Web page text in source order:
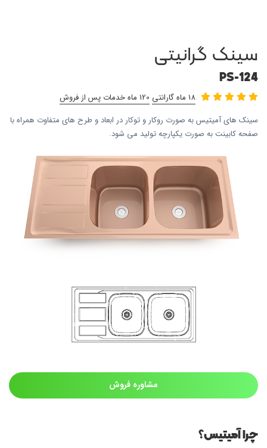
سینک گرانیتی
PS-124
18 ماه گارانتی
120 ماه خدمات پس از فروش
سینک های آمیتیس به صورت روکار و توکار در ابعاد و طرح های متفاوت همراه با
صفحه کابینت به صورت یکپارچه تولید می شود.
مشاوره فروش
چرا آمیتیس؟